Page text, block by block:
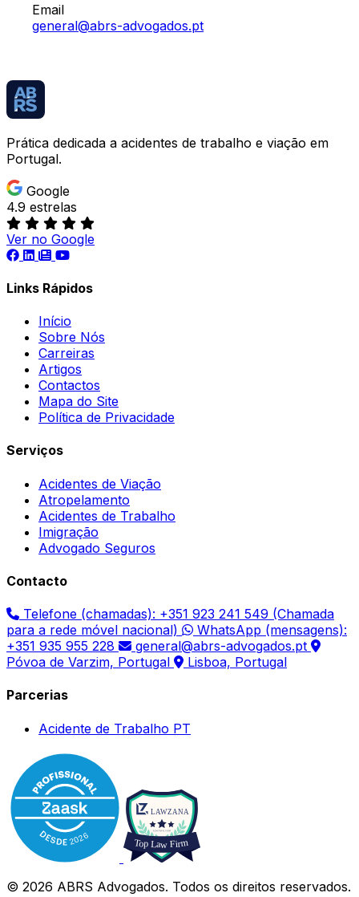
Email
general@abrs-advogados.pt
Prática dedicada a acidentes de trabalho e viação em
Portugal.
Google
4.9 estrelas
Ver no Google
Links Rápidos
Início
Sobre Nós
Carreiras
Artigos
Contactos
Mapa do Site
Política de Privacidade
Serviços
Acidentes de Viação
Atropelamento
Acidentes de Trabalho
Imigração
Advogado Seguros
Contacto
Telefone (chamadas): +351 923 241 549 (Chamada
para a rede móvel nacional)
WhatsApp (mensagens):
+351 935 955 228
general@abrs-advogados.pt
Póvoa de Varzim, Portugal
Lisboa, Portugal
Parcerias
Acidente de Trabalho PT
© 2026 ABRS Advogados. Todos os direitos reservados.